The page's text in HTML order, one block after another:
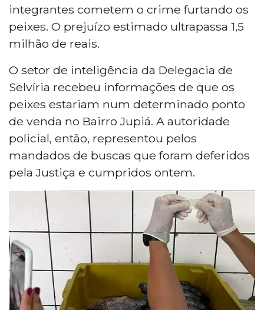
integrantes cometem o crime furtando os
peixes. O prejuízo estimado ultrapassa 1,5
milhão de reais.
O setor de inteligência da Delegacia de
Selvíria recebeu informações de que os
peixes estariam num determinado ponto
de venda no Bairro Jupiá. A autoridade
policial, então, representou pelos
mandados de buscas que foram deferidos
pela Justiça e cumpridos ontem.